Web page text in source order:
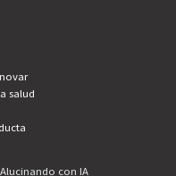
salud
con IA